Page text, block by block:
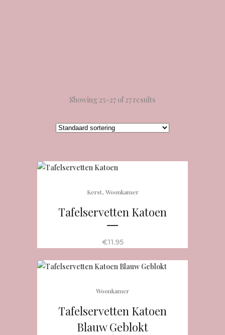
Showing 25–27 of 27 results
Kerst, Woonkamer
Tafelservetten Katoen
€11.95
Woonkamer
Tafelservetten Katoen
Blauw Geblokt